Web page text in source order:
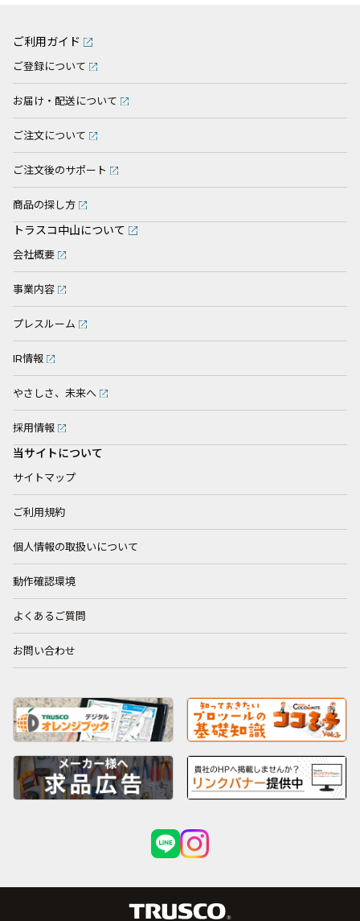
ご利用ガイド
ご登録について
お届け・配送について
ご注文について
ご注文後のサポート
商品の探し方
トラスコ中山について
会社概要
事業内容
プレスルーム
IR情報
やさしさ、未来へ
採用情報
当サイトについて
サイトマップ
ご利用規約
個人情報の取扱いについて
動作確認環境
よくあるご質問
お問い合わせ